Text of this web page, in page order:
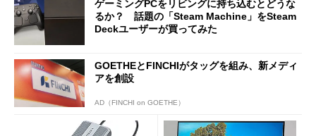
ゲーミングPCをリビングに持ち込むとどうな
るか？ 話題の「Steam Machine」をSteam
Deckユーザーが買ってみた
GOETHEとFINCHIがタッグを組み、新メディ
アを創設
AD（FINCHI on GOETHE）